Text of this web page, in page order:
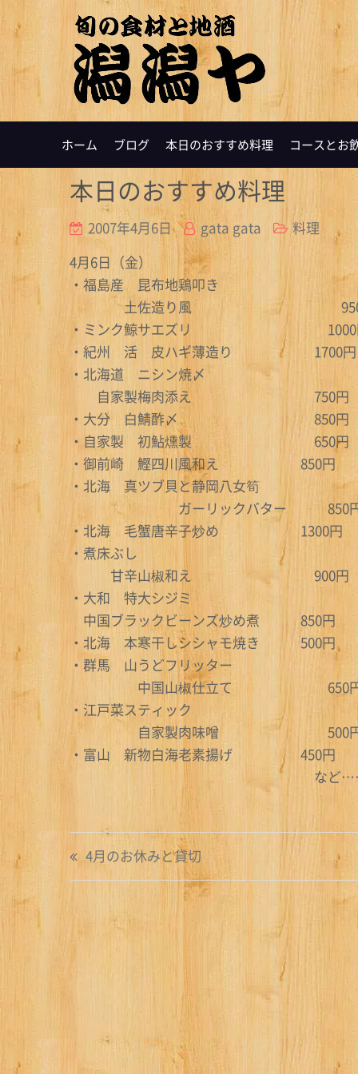
ホーム ブログ 本日のおすすめ料理 コースとお
本日のおすすめ料理
2007年4月6日 gata gata
料理
4月6日（金）
・福島産 昆布地鶏叩き
土佐造
・ミンク鯨サエズリ 1000
・紀州 活 皮ハギ薄造り 1700円
・北海道 ニシン焼〆
自家製梅肉添え 750円
・大分 白鯖酢〆 850
・自家製 初鮎燻製 650
・御前崎 鰹四川風和え 850
・北海 真ツブ貝と静岡八女筍
ガーリックバター 850
・北海 毛蟹唐辛子炒め 1300円
・煮床ぶし
甘辛山椒和え 900円
・大和 特大シジミ
中国ブラックビーンズ炒め煮
・北海 本寒干しシシャモ焼き 500円
・群馬 山うどフリッター
中国山椒仕立て 650
・江戸菜スティック
自家製肉味噌 500
・富山 新物白海老素揚げ 450円
など
投
稿
ビ
4月のお休みと貸切